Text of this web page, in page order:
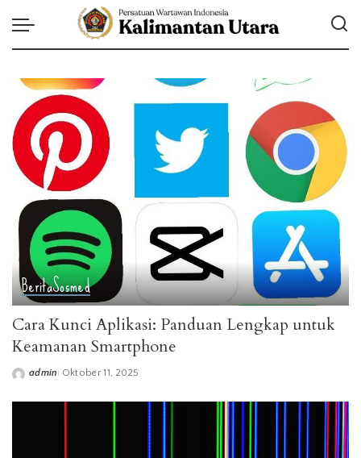
BeritaSosmed
Cara Kunci Aplikasi: Panduan Lengkap untuk
Keamanan Smartphone
Posted
admin Oktober 11, 2025